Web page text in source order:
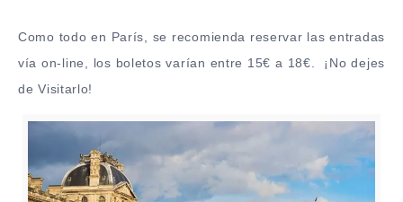
Como todo en París, se recomienda reservar las entradas
vía on-line, los boletos varían entre 15€ a 18€. ¡No dejes
de Visitarlo!